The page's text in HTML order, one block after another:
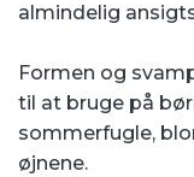
almindelig
Formen og
til at bruge på
sommerfugle,
øjnene.